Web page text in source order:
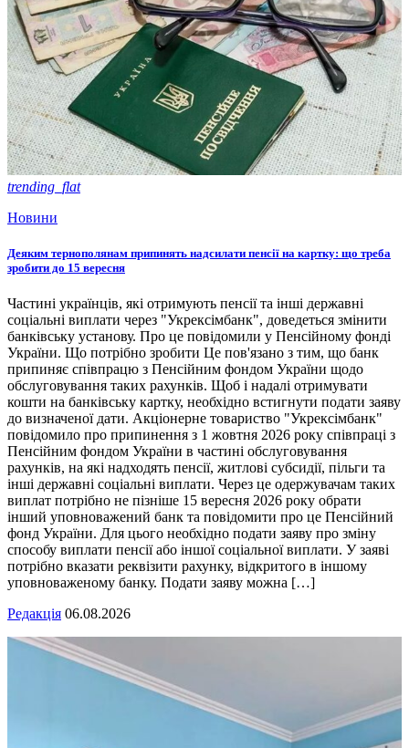
trending_flat
Новини
Деяким тернополянам припинять надсилати пенсії на картку: що треба
зробити до 15 вересня
Частині українців, які отримують пенсії та інші державні
соціальні виплати через "Укрексімбанк", доведеться змінити
банківську установу. Про це повідомили у Пенсійному фонді
України. Що потрібно зробити Це пов'язано з тим, що банк
припиняє співпрацю з Пенсійним фондом України щодо
обслуговування таких рахунків. Щоб і надалі отримувати
кошти на банківську картку, необхідно встигнути подати заяву
до визначеної дати. Акціонерне товариство "Укрексімбанк"
повідомило про припинення з 1 жовтня 2026 року співпраці з
Пенсійним фондом України в частині обслуговування
рахунків, на які надходять пенсії, житлові субсидії, пільги та
інші державні соціальні виплати. Через це одержувачам таких
виплат потрібно не пізніше 15 вересня 2026 року обрати
інший уповноважений банк та повідомити про це Пенсійний
фонд України. Для цього необхідно подати заяву про зміну
способу виплати пенсії або іншої соціальної виплати. У заяві
потрібно вказати реквізити рахунку, відкритого в іншому
уповноваженому банку. Подати заяву можна […]
Редакція 06.08.2026